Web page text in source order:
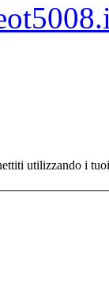
utilizzando i